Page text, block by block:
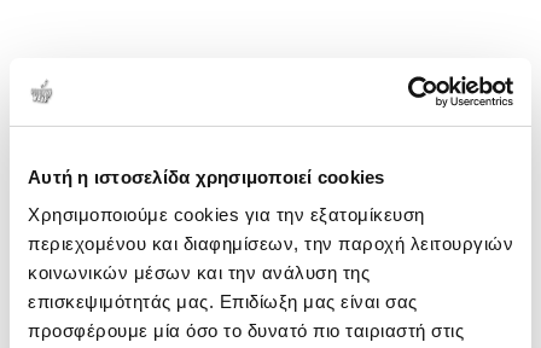
Αυτή η ιστοσελίδα χρησιμοποιεί cookies
Χρησιμοποιούμε cookies για την εξατομίκευση
περιεχομένου και διαφημίσεων, την παροχή λειτουργιών
κοινωνικών μέσων και την ανάλυση της
επισκεψιμότητάς μας. Επιδίωξη μας είναι σας
προσφέρουμε μία όσο το δυνατό πιο ταιριαστή στις